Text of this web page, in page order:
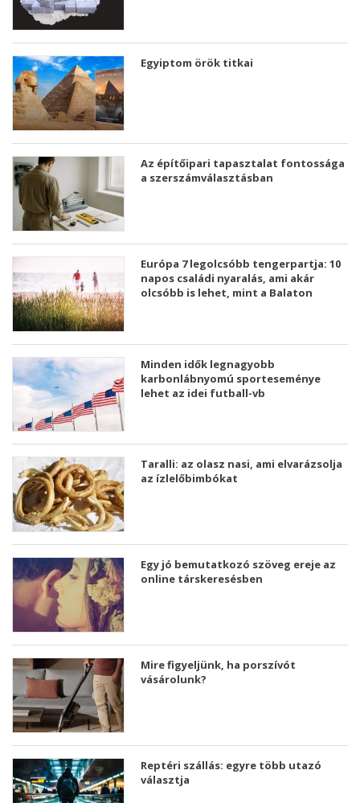
Egyiptom örök titkai
Az építőipari tapasztalat fontossága
a szerszámválasztásban
Európa 7 legolcsóbb tengerpartja: 10
napos családi nyaralás, ami akár
olcsóbb is lehet, mint a Balaton
Minden idők legnagyobb
karbonlábnyomú sporteseménye
lehet az idei futball-vb
Taralli: az olasz nasi, ami elvarázsolja
az ízlelőbimbókat
Egy jó bemutatkozó szöveg ereje az
online társkeresésben
Mire figyeljünk, ha porszívót
vásárolunk?
Reptéri szállás: egyre több utazó
választja